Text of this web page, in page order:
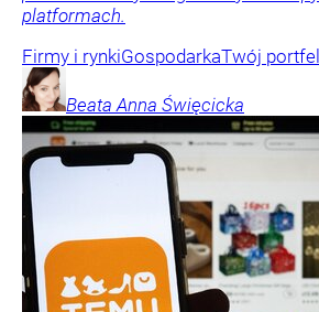
platformach.
Firmy i rynkiGospodarkaTwój portfel
Beata Anna Święcicka